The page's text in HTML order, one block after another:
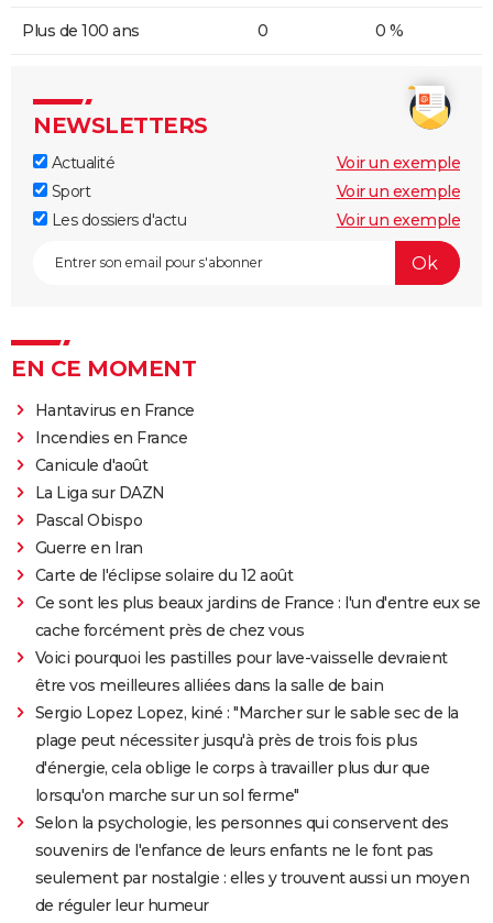
Plus de 100 ans 0 0 %
NEWSLETTERS
Actualité
Voir un exemple
Sport
Voir un exemple
Les dossiers d'actu
Voir un exemple
EN CE MOMENT
Hantavirus en France
Incendies en France
Canicule d'août
La Liga sur DAZN
Pascal Obispo
Guerre en Iran
Carte de l'éclipse solaire du 12 août
Ce sont les plus beaux jardins de France : l'un d'entre eux se
cache forcément près de chez vous
Voici pourquoi les pastilles pour lave-vaisselle devraient
être vos meilleures alliées dans la salle de bain
Sergio Lopez Lopez, kiné : "Marcher sur le sable sec de la
plage peut nécessiter jusqu'à près de trois fois plus
d'énergie, cela oblige le corps à travailler plus dur que
lorsqu'on marche sur un sol ferme"
Selon la psychologie, les personnes qui conservent des
souvenirs de l'enfance de leurs enfants ne le font pas
seulement par nostalgie : elles y trouvent aussi un moyen
de réguler leur humeur